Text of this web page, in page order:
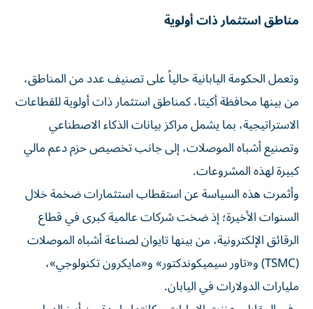
مناطق استثمار ذات أولوية
وتعمل الحكومة اليابانية حالياً على تصنيف عدد من المناطق،
من بينها محافظة أكيتا، كمناطق استثمار ذات أولوية للقطاعات
الاستراتيجية، بما يشمل مراكز بيانات الذكاء الاصطناعي
وتصنيع أشباه الموصلات، إلى جانب تخصيص حزم دعم مالي
كبيرة لهذه المشروعات.
وأثمرت هذه السياسة عن استقطاب استثمارات ضخمة خلال
السنوات الأخيرة؛ إذ ضخت شركات عالمية كبرى في قطاع
الرقائق الإلكترونية، من بينها تايوان لصناعة أشباه الموصلات
(TSMC) و«تاور سيميكوندكتور» و«مايكرون تكنولوجي»،
مليارات الدولارات في اليابان.